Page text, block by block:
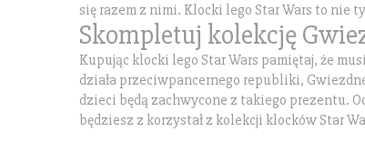
się razem z nimi. Klocki lego Star Wars to nie
Skompletuj kolekcję
Kupując klocki lego Star Wars pamiętaj, że
działa przeciwpancernego republiki,
dzieci będą zachwycone z takiego prezentu.
będziesz z korzystał z kolekcji klocków Star